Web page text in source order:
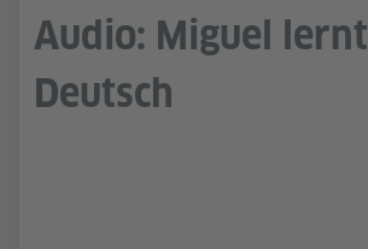
Audio: Miguel lernt
Deutsch